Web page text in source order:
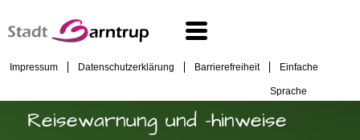
Impressum Datenschutzerklärung Barrierefreiheit Einfache
Sprache
Reisewarnung und -hinweise